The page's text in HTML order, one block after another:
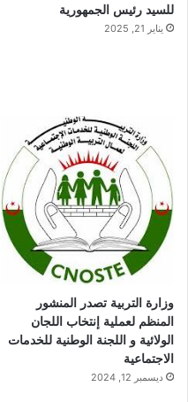
للسيد رئيس الجمهورية
يناير 21, 2025
وزارة التربية تصدر المنشور
المنظم لعملية إنتخاب اللجان
الولائية و اللجنة الوطنية للخدمات
الاجتماعية
ديسمبر 12, 2024